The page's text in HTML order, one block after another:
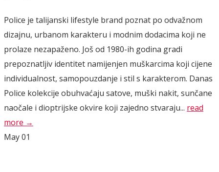
Police je talijanski lifestyle brand poznat po odvažnom
dizajnu, urbanom karakteru i modnim dodacima koji ne
prolaze nezapaženo. Još od 1980-ih godina gradi
prepoznatljiv identitet namijenjen muškarcima koji cijene
individualnost, samopouzdanje i stil s karakterom. Danas
Police kolekcije obuhvaćaju satove, muški nakit, sunčane
naočale i dioptrijske okvire koji zajedno stvaraju... read
more →
May01